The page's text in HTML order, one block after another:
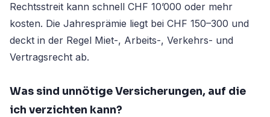
Rechtsstreit kann schnell CHF 10’000 oder mehr
kosten. Die Jahresprämie liegt bei CHF 150–300 und
deckt in der Regel Miet-, Arbeits-, Verkehrs- und
Vertragsrecht ab.
Was sind unnötige Versicherungen, auf die
ich verzichten kann?